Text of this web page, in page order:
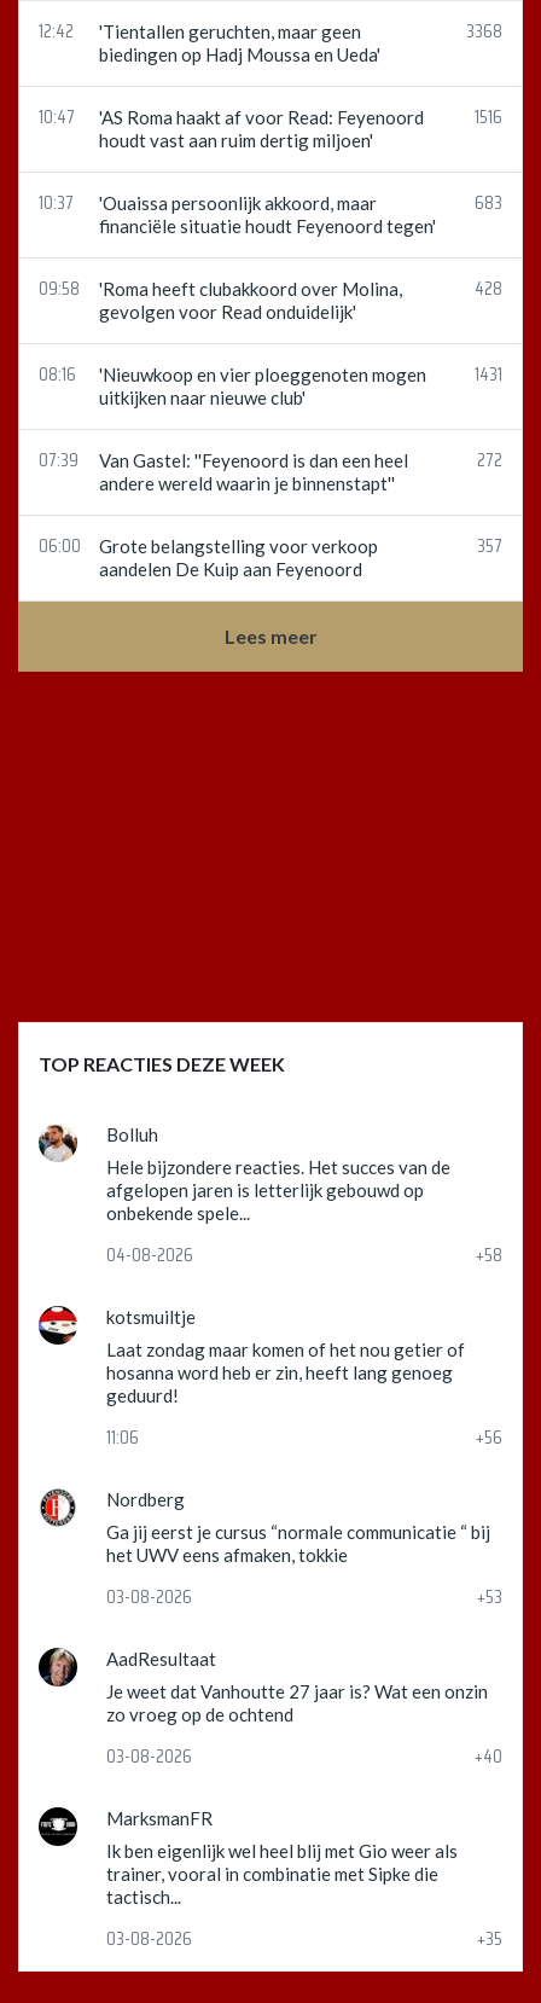
12:42
'Tientallen geruchten, maar geen
biedingen op Hadj Moussa en Ueda'
3368
10:47
'AS Roma haakt af voor Read: Feyenoord
houdt vast aan ruim dertig miljoen'
1516
10:37
'Ouaissa persoonlijk akkoord, maar
financiële situatie houdt Feyenoord tegen'
683
09:58
'Roma heeft clubakkoord over Molina,
gevolgen voor Read onduidelijk'
428
08:16
'Nieuwkoop en vier ploeggenoten mogen
uitkijken naar nieuwe club'
1431
07:39
Van Gastel: ''Feyenoord is dan een heel
andere wereld waarin je binnenstapt''
272
06:00
Grote belangstelling voor verkoop
aandelen De Kuip aan Feyenoord
357
Lees meer
TOP REACTIES DEZE WEEK
Bolluh
Hele bijzondere reacties. Het succes van de
afgelopen jaren is letterlijk gebouwd op
onbekende spele...
04-08-2026 +58
kotsmuiltje
Laat zondag maar komen of het nou getier of
hosanna word heb er zin, heeft lang genoeg
geduurd!
11:06 +56
Nordberg
Ga jij eerst je cursus “normale communicatie “ bij
het UWV eens afmaken, tokkie
03-08-2026 +53
AadResultaat
Je weet dat Vanhoutte 27 jaar is? Wat een onzin
zo vroeg op de ochtend
03-08-2026 +40
MarksmanFR
Ik ben eigenlijk wel heel blij met Gio weer als
trainer, vooral in combinatie met Sipke die
tactisch...
03-08-2026 +35